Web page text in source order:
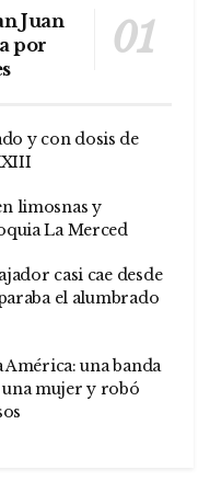
Juan
por
y con dosis de
limosnas y
La Merced
casi cae desde
el alumbrado
una banda
una mujer y robó